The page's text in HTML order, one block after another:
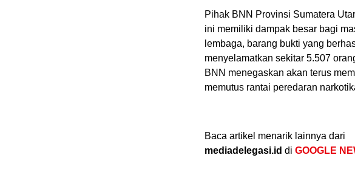
Pihak BNN Provinsi Sumatera
ini memiliki dampak besar bagi
lembaga, barang bukti yang
menyelamatkan sekitar 5.507
BNN menegaskan akan terus
memutus rantai peredaran
Baca artikel menarik lainnya dari
mediadelegasi.id di GOOGLE